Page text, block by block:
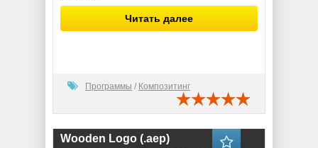
Читать далее
Программы / Композитинг
Wooden Logo (.aep)